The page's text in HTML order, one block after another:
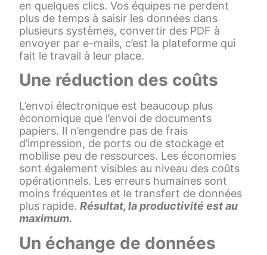
en quelques clics. Vos équipes ne perdent
plus de temps à saisir les données dans
plusieurs systèmes, convertir des PDF à
envoyer par e-mails, c’est la plateforme qui
fait le travail à leur place.
Une réduction des coûts
L’envoi électronique est beaucoup plus
économique que l’envoi de documents
papiers. Il n’engendre pas de frais
d’impression, de ports ou de stockage et
mobilise peu de ressources. Les économies
sont également visibles au niveau des coûts
opérationnels. Les erreurs humaines sont
moins fréquentes et le transfert de données
plus rapide.Résultat, la productivité est au
maximum.
Un échange de données